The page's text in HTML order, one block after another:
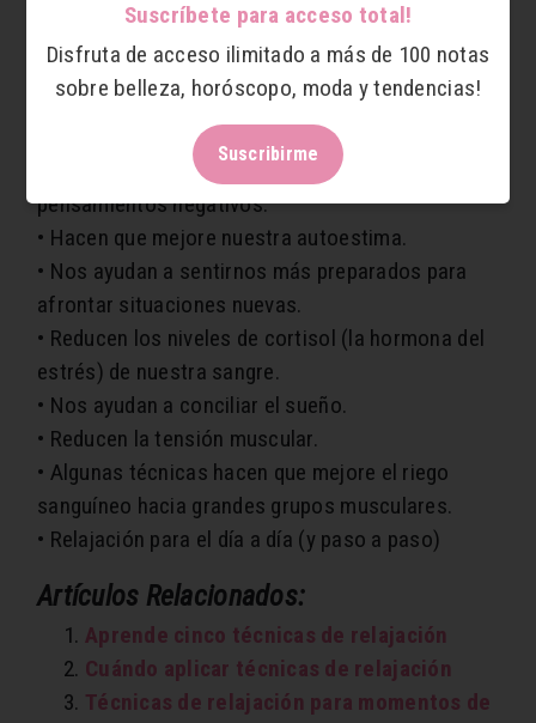
• Nos llevan a una sensación de bienestar.
• Nos dan mayor control sobre lo que ocurre en
nuestro cuerpo.
• Reducen la tensión arterial.
• Nos ayuda a romper el círculo vicioso de
pensamientos negativos.
• Hacen que mejore nuestra autoestima.
• Nos ayudan a sentirnos más preparados para
afrontar situaciones nuevas.
• Reducen los niveles de cortisol (la hormona del
estrés) de nuestra sangre.
• Nos ayudan a conciliar el sueño.
• Reducen la tensión muscular.
• Algunas técnicas hacen que mejore el riego
sanguíneo hacia grandes grupos musculares.
• Relajación para el día a día (y paso a paso)
Artículos Relacionados:
Aprende cinco técnicas de relajación
Cuándo aplicar técnicas de relajación
Técnicas de relajación para momentos de
Suscríbete para acceso total!
Disfruta de acceso ilimitado a más de 100 notas
sobre belleza, horóscopo, moda y tendencias!
Suscribirme